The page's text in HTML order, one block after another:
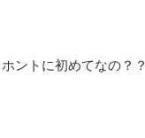
ホントに初めてなの？？